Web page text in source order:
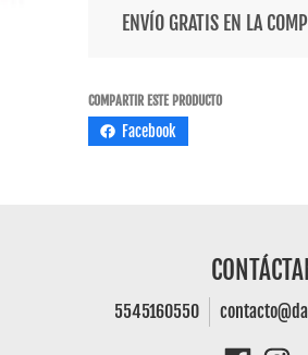
ENVÍO GRATIS EN LA
COMPARTIR ESTE PRODUCTO
Facebook
5545160550